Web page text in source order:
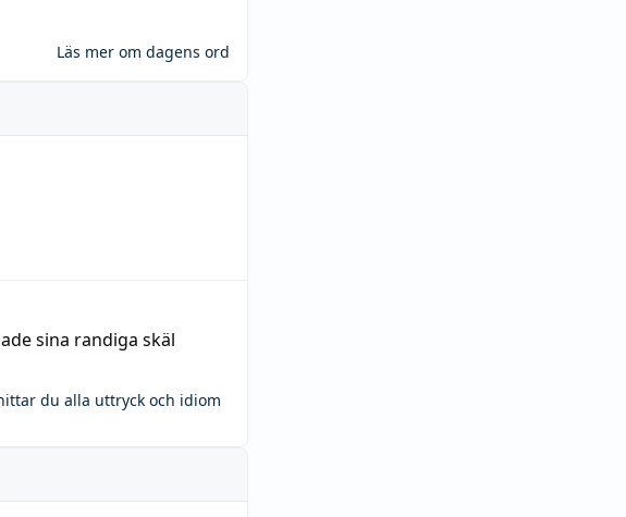
Läs mer om dagens ord
sina randiga skäl
du alla uttryck och idiom